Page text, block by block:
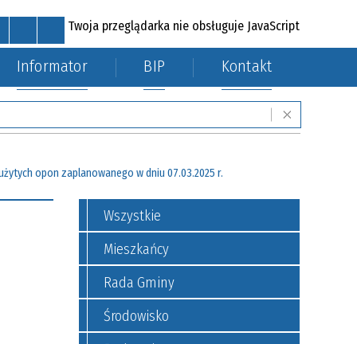
Twoja przeglądarka nie obsługuje JavaScript
MAPA STRONY RSS KONTAKT
Informator BIP Kontakt
opon zaplanowanego w dniu 07.03.2025 r.
Wszystkie
Mieszkańcy
Rada Gminy
Środowisko